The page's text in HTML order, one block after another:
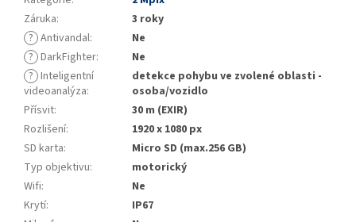
Záruka:
3 roky
? Antivandal:
Ne
? DarkFighter:
Ne
? Inteligentní
videoanalýza:
detekce pohybu ve zvolené oblasti -
osoba/vozidlo
Přísvit:
30 m (EXIR)
Rozlišení:
1920 x 1080 px
SD karta:
Micro SD (max.256 GB)
Typ objektivu:
motorický
Wifi:
Ne
Krytí:
IP67